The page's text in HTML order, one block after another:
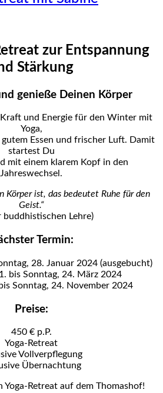
zur Entspannung
Stärkung
genieße Deinen Körper
und Energie für den Winter mit
Yoga,
Essen und frischer Luft. Damit
startest Du
mit einem klarem Kopf in den
Jahreswechsel.
Körper ist, das bedeutet Ruhe für den
Geist.“
buddhistischen Lehre)
Termin:
28. Januar 2024 (ausgebucht)
bis Sonntag, 24. März 2024
Sonntag, 24. November 2024
Preise:
450 € p.P.
Yoga-Retreat
Vollverpflegung
Übernachtung
Yoga-Retreat auf dem Thomashof!